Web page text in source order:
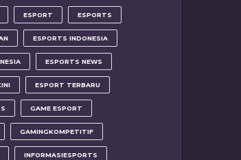
ESPORT ESPORTS
ESPORTS INDONESIA
ESPORTS NEWS
ESPORT TERBARU
GAME ESPORT
GAMINGKOMPETITIF
INFORMASIESPORTS